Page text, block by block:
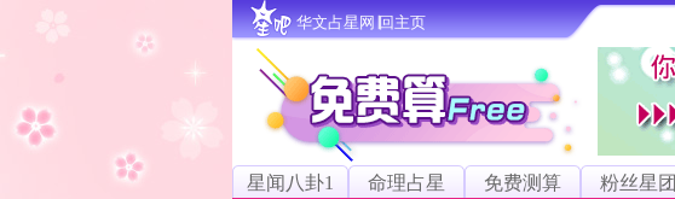
华文占星网∣回主页
星闻八卦1 命理占星 免费测算 粉丝星团